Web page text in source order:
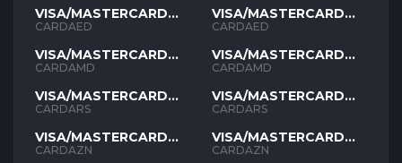
VISA/MASTERCARD
AED
CARDAED
VISA/MASTERCARD
AMD
CARDAMD
VISA/MASTERCARD
ARS
CARDARS
VISA/MASTERCARD
AZN
CARDAZN
VISA/MASTERCARD
AED
CARDAED
VISA/MASTERCARD
AMD
CARDAMD
VISA/MASTERCARD
ARS
CARDARS
VISA/MASTERCARD
AZN
CARDAZN